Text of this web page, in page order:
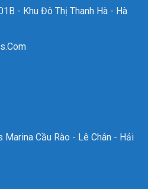
- Khu Đô Thị Thanh Hà - Hà
Cầu Rào - Lê Chân - Hải